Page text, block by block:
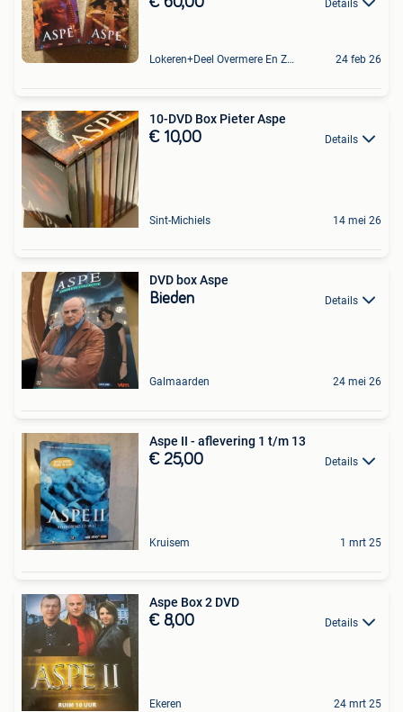
Details
Lokeren+Deel Overmere En Zele 24 feb 26
10-DVD Box Pieter Aspe
€ 10,00 Details
Sint-Michiels 14 mei 26
DVD box Aspe
Bieden Details
Galmaarden 24 mei 26
Aspe II - aflevering 1 t/m 13
€ 25,00 Details
Kruisem 1 mrt 25
Aspe Box 2 DVD
€ 8,00 Details
Ekeren 24 mrt 25